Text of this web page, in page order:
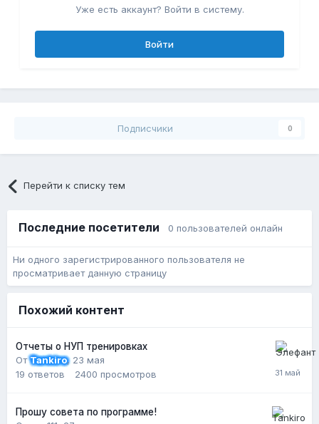
Уже есть аккаунт? Войти в систему.
Войти
Подписчики 0
Перейти к списку тем
Последние посетители 0 пользователей онлайн
Ни одного зарегистрированного пользователя не
просматривает данную страницу
Похожий контент
Отчеты о НУП тренировках
ОтTankiro, 23 мая
19 ответов 2400 просмотров
Прошу совета по программе!